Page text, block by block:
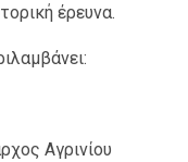
έρευνα.
Αγρινίου